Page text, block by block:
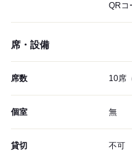
QRコ
席・設備
席数 10席
個室 無
貸切 不可